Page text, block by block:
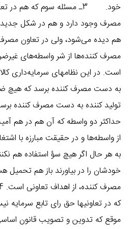
خود. 3ـ مسئله سوم که هم
مصرف وجود دارد و هم در شکل جدید
هم دیده می‌شود، ولی در تعاون مصرف
مصرف کننده‌ها از شر واسطه‌های
است. در این نظامهای سرمایه‌داری
به دست مصرف کننده برسد که هیچ
تولید کننده به دست مصرف کننده
حداکثر دو واسطه که آن هم در هم
از واسطه‌ها و در حقیقت مبارزه با
به هر حال اگر هیچ سؤ استفاده هم
خودشان را در بیاورند باز هم تحمیل
که در تعاونیها حق رای تابع سرمایه
موقع که تدوین و تصویب قانون